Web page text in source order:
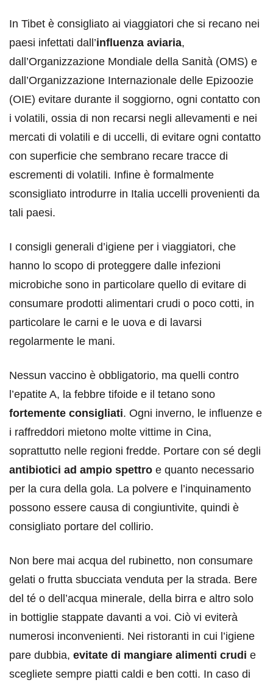
In Tibet è consigliato ai viaggiatori che si recano nei
paesi infettati dall’influenza aviaria,
dall’Organizzazione Mondiale della Sanità (OMS) e
dall’Organizzazione Internazionale delle Epizoozie
(OIE) evitare durante il soggiorno, ogni contatto con
i volatili, ossia di non recarsi negli allevamenti e nei
mercati di volatili e di uccelli, di evitare ogni contatto
con superficie che sembrano recare tracce di
escrementi di volatili. Infine è formalmente
sconsigliato introdurre in Italia uccelli provenienti da
tali paesi.
I consigli generali d’igiene per i viaggiatori, che
hanno lo scopo di proteggere dalle infezioni
microbiche sono in particolare quello di evitare di
consumare prodotti alimentari crudi o poco cotti, in
particolare le carni e le uova e di lavarsi
regolarmente le mani.
Nessun vaccino è obbligatorio, ma quelli contro
l’epatite A, la febbre tifoide e il tetano sono
fortemente consigliati. Ogni inverno, le influenze e
i raffreddori mietono molte vittime in Cina,
soprattutto nelle regioni fredde. Portare con sé degli
antibiotici ad ampio spettro e quanto necessario
per la cura della gola. La polvere e l’inquinamento
possono essere causa di congiuntivite, quindi è
consigliato portare del collirio.
Non bere mai acqua del rubinetto, non consumare
gelati o frutta sbucciata venduta per la strada. Bere
del té o dell’acqua minerale, della birra e altro solo
in bottiglie stappate davanti a voi. Ciò vi eviterà
numerosi inconvenienti. Nei ristoranti in cui l’igiene
pare dubbia, evitate di mangiare alimenti crudi e
scegliete sempre piatti caldi e ben cotti. In caso di